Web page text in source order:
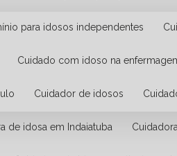
para idosos independentes
Cuidado com idoso na
Cuidador de idosos
de idosa em Indaiatuba